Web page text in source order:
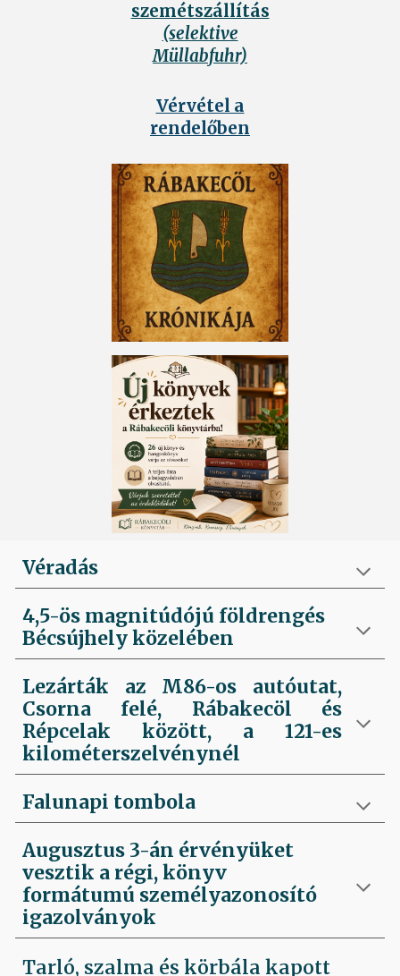
szemétszállítás
(selektive
Müllabfuhr)
Vérvétel a
rendelőben
Véradás
4,5-ös magnitúdójú földrengés
Bécsújhely közelében
Lezárták az M86-os autóutat,
Csorna felé, Rábakecöl és
Répcelak között, a 121-es
kilométerszelvénynél
Falunapi tombola
Augusztus 3-án érvényüket
vesztik a régi, könyv
formátumú személyazonosító
igazolványok
Tarló, szalma és körbála kapott